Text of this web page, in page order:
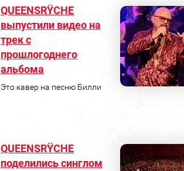
QUEENSRŸCHE
выпустили видео на
трек с
прошлогоднего
альбома
Это кавер на песню Билли
QUEENSRŸCHE
поделились синглом